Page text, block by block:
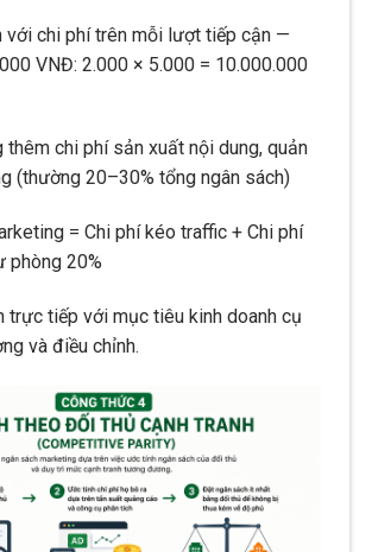
với chi phí trên mỗi lượt tiếp cận —
VNĐ: 2.000 × 5.000 = 10.000.000
thêm chi phí sản xuất nội dung, quản
(thường 20–30% tổng ngân sách)
= Chi phí kéo traffic + Chi phí
phòng 20%
trực tiếp với mục tiêu kinh doanh cụ
và điều chỉnh.